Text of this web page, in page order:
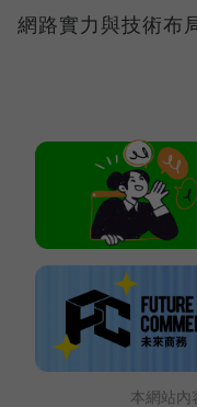
網路實力與技術布
本網站內